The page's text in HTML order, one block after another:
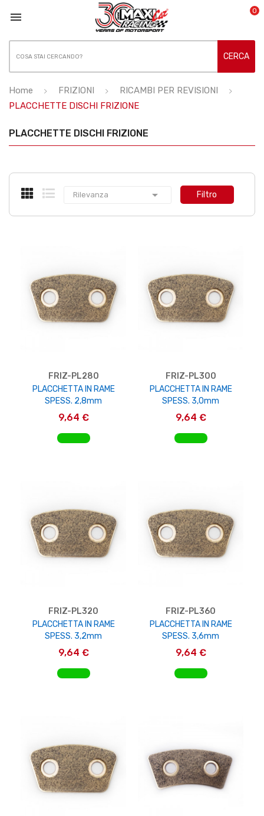
 0
CERCA
Home FRIZIONI
RICAMBI PER REVISIONI
PLACCHETTE DISCHI FRIZIONE
PLACCHETTE DISCHI FRIZIONE
Rilevanza  Filtro
FRIZ-PL280
PLACCHETTA IN RAME
SPESS. 2,8mm
9,64 €
AGGIUNGI AL CARRELLO
FRIZ-PL300
PLACCHETTA IN RAME
SPESS. 3,0mm
9,64 €
AGGIUNGI AL CARRELLO
FRIZ-PL320
PLACCHETTA IN RAME
SPESS. 3,2mm
9,64 €
AGGIUNGI AL CARRELLO
FRIZ-PL360
PLACCHETTA IN RAME
SPESS. 3,6mm
9,64 €
AGGIUNGI AL CARRELLO